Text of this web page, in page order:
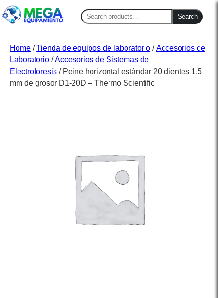
Search
for:
Search
Home /Tienda de equipos de laboratorio /Accesorios de
Laboratorio /Accesorios de Sistemas de
Electroforesis / Peine horizontal estándar 20 dientes 1,5
mm de grosor D1-20D – Thermo Scientific